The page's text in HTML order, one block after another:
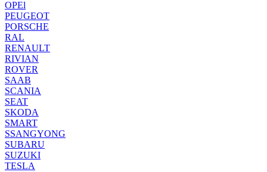
OPEl
PEUGEOT
PORSCHE
RAL
RENAULT
RIVIAN
ROVER
SAAB
SCANIA
SEAT
SKODA
SMART
SSANGYONG
SUBARU
SUZUKI
TESLA